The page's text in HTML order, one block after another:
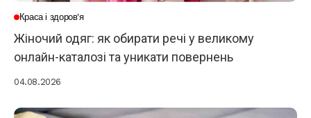
Краса і здоров'я
Жіночий одяг: як обирати речі у великому
онлайн-каталозі та уникати повернень
04.08.2026